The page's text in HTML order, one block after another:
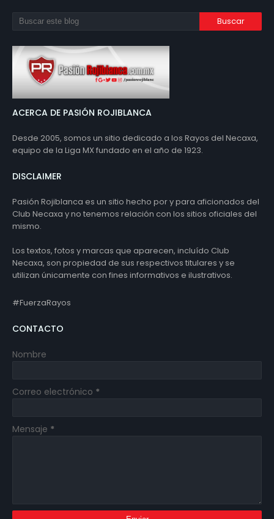
ACERCA DE PASIÓN ROJIBLANCA
Desde 2005, somos un sitio dedicado a los Rayos del Necaxa,
equipo de la Liga MX fundado en el año de 1923.
DISCLAIMER
Pasión Rojiblanca es un sitio hecho por y para aficionados del
Club Necaxa y no tenemos relación con los sitios oficiales del
mismo.
Los textos, fotos y marcas que aparecen, incluído Club
Necaxa, son propiedad de sus respectivos titulares y se
utilizan únicamente con fines informativos e ilustrativos.
#FuerzaRayos
CONTACTO
Nombre
Correo electrónico *
Mensaje *